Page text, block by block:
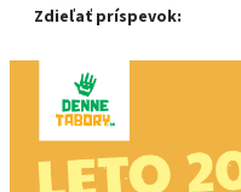
Zdieľať príspevok: